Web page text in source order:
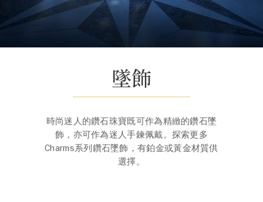
墜飾
時尚迷人的鑽石珠寶既可作為精緻的鑽石墜
飾，亦可作為迷人手鍊佩戴。探索更多
Charms系列鑽石墜飾，有鉑金或黃金材質供
選擇。